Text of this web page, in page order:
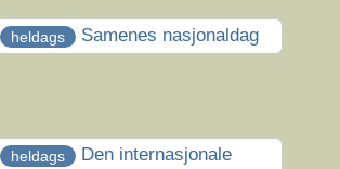
heldags Samenes nasjonaldag
heldags
Den internasjonale